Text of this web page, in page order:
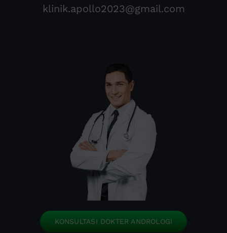
klinik.apollo2023@gmail.com
KONSULTASI DOKTER ANDROLOGI